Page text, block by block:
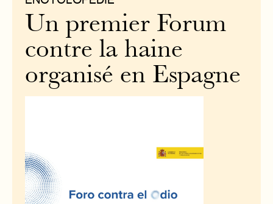
Un premier Forum
contre la haine
organisé en Espagne